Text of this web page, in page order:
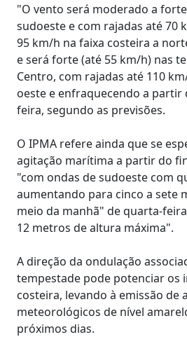
"O vento será moderado a
sudoeste e com rajadas até 70
95 km/h na faixa costeira a
e será forte (até 55 km/h) nas
Centro, com rajadas até 110
oeste e enfraquecendo a
feira, segundo as previsões.
O IPMA refere ainda que se
agitação marítima a partir do
"com ondas de sudoeste com
aumentando para cinco a sete
meio da manhã" de quarta-
12 metros de altura máxima".
A direção da ondulação
tempestade pode potenciar os
costeira, levando à emissão de
meteorológicos de nível
próximos dias.